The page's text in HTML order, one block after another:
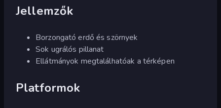
Jellemzők
Borzongató erdő és szörnyek
Sok ugrálós pillanat
Ellátmányok megtalálhatóak a térképen
Platformok